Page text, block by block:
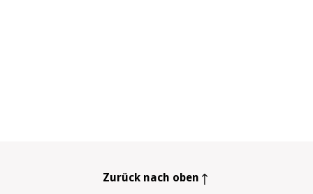
Zurück nach oben